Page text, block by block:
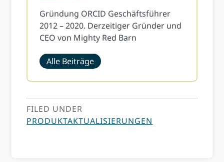
Gründung ORCID Geschäftsführer
2012 – 2020. Derzeitiger Gründer und
CEO von Mighty Red Barn
Alle Beiträge
FILED UNDER
PRODUKTAKTUALISIERUNGEN